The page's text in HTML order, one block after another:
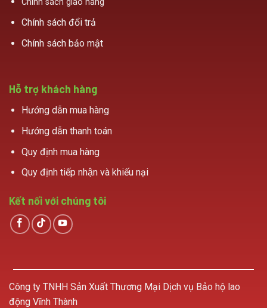
Chính sách giao hàng
Chính sách đổi trả
Chính sách bảo mật
Hỗ trợ khách hàng
Hướng dẫn mua hàng
Hướng dẫn thanh toán
Quy định mua hàng
Quy định tiếp nhận và khiếu nại
Kết nối với chúng tôi
Công ty TNHH Sản Xuất Thương Mại Dịch vụ Bảo hộ lao
động Vĩnh Thành